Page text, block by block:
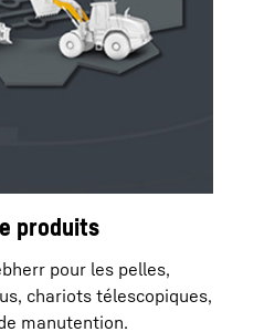
produits
pour les pelles,
chariots télescopiques,
manutention.